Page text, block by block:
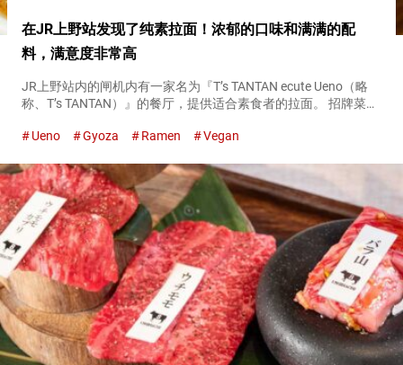
在JR上野站发现了纯素拉面！浓郁的口味和满满的配
料，满意度非常高
JR上野站内的闸机内有一家名为『T’s TANTAN ecute Ueno（略
称、T’s TANTAN）』的餐厅，提供适合素食者的拉面。 招牌菜是
芝...Ueno Gyoza Ramen Vegan